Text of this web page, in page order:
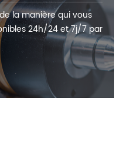
la manière qui vous
24h/24 et 7j/7 par